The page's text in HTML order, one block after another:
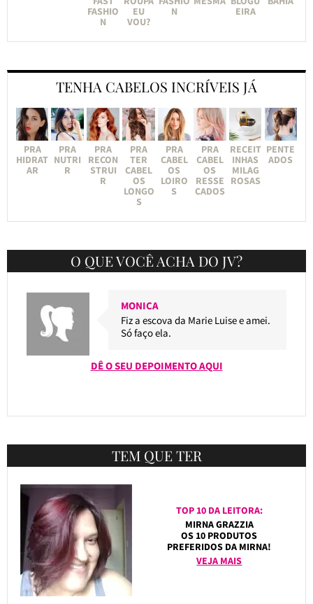
FASHIO
N
EU
VOU?
N
EIRA
TENHA CABELOS INCRÍVEIS JÁ
PRA
HIDRAT
AR
PRA
NUTRI
R
PRA
RECON
STRUI
R
PRA
TER
CABEL
OS
LONGO
S
PRA
CABEL
OS
LOIRO
S
PRA
CABEL
OS
RESSE
CADOS
RECEIT
INHAS
MILAG
ROSAS
PENTE
ADOS
O QUE VOCÊ ACHA DO JV?
MONICA
Fiz a escova da Marie Luise e amei.
Só faço ela.
DÊ O SEU DEPOIMENTO AQUI
TEM QUE TER
TOP 10 DA LEITORA:
MIRNA GRAZZIA
OS 10 PRODUTOS
PREFERIDOS DA MIRNA!
VEJA MAIS